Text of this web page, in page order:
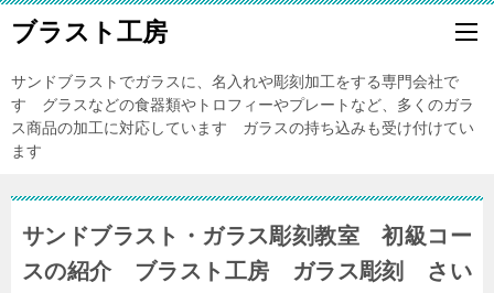
ブラスト工房
サンドブラストでガラスに、名入れや彫刻加工をする専門会社で
す グラスなどの食器類やトロフィーやプレートなど、多くのガラ
ス商品の加工に対応しています ガラスの持ち込みも受け付けてい
ます
サンドブラスト・ガラス彫刻教室 初級コー
スの紹介 ブラスト工房 ガラス彫刻 さい